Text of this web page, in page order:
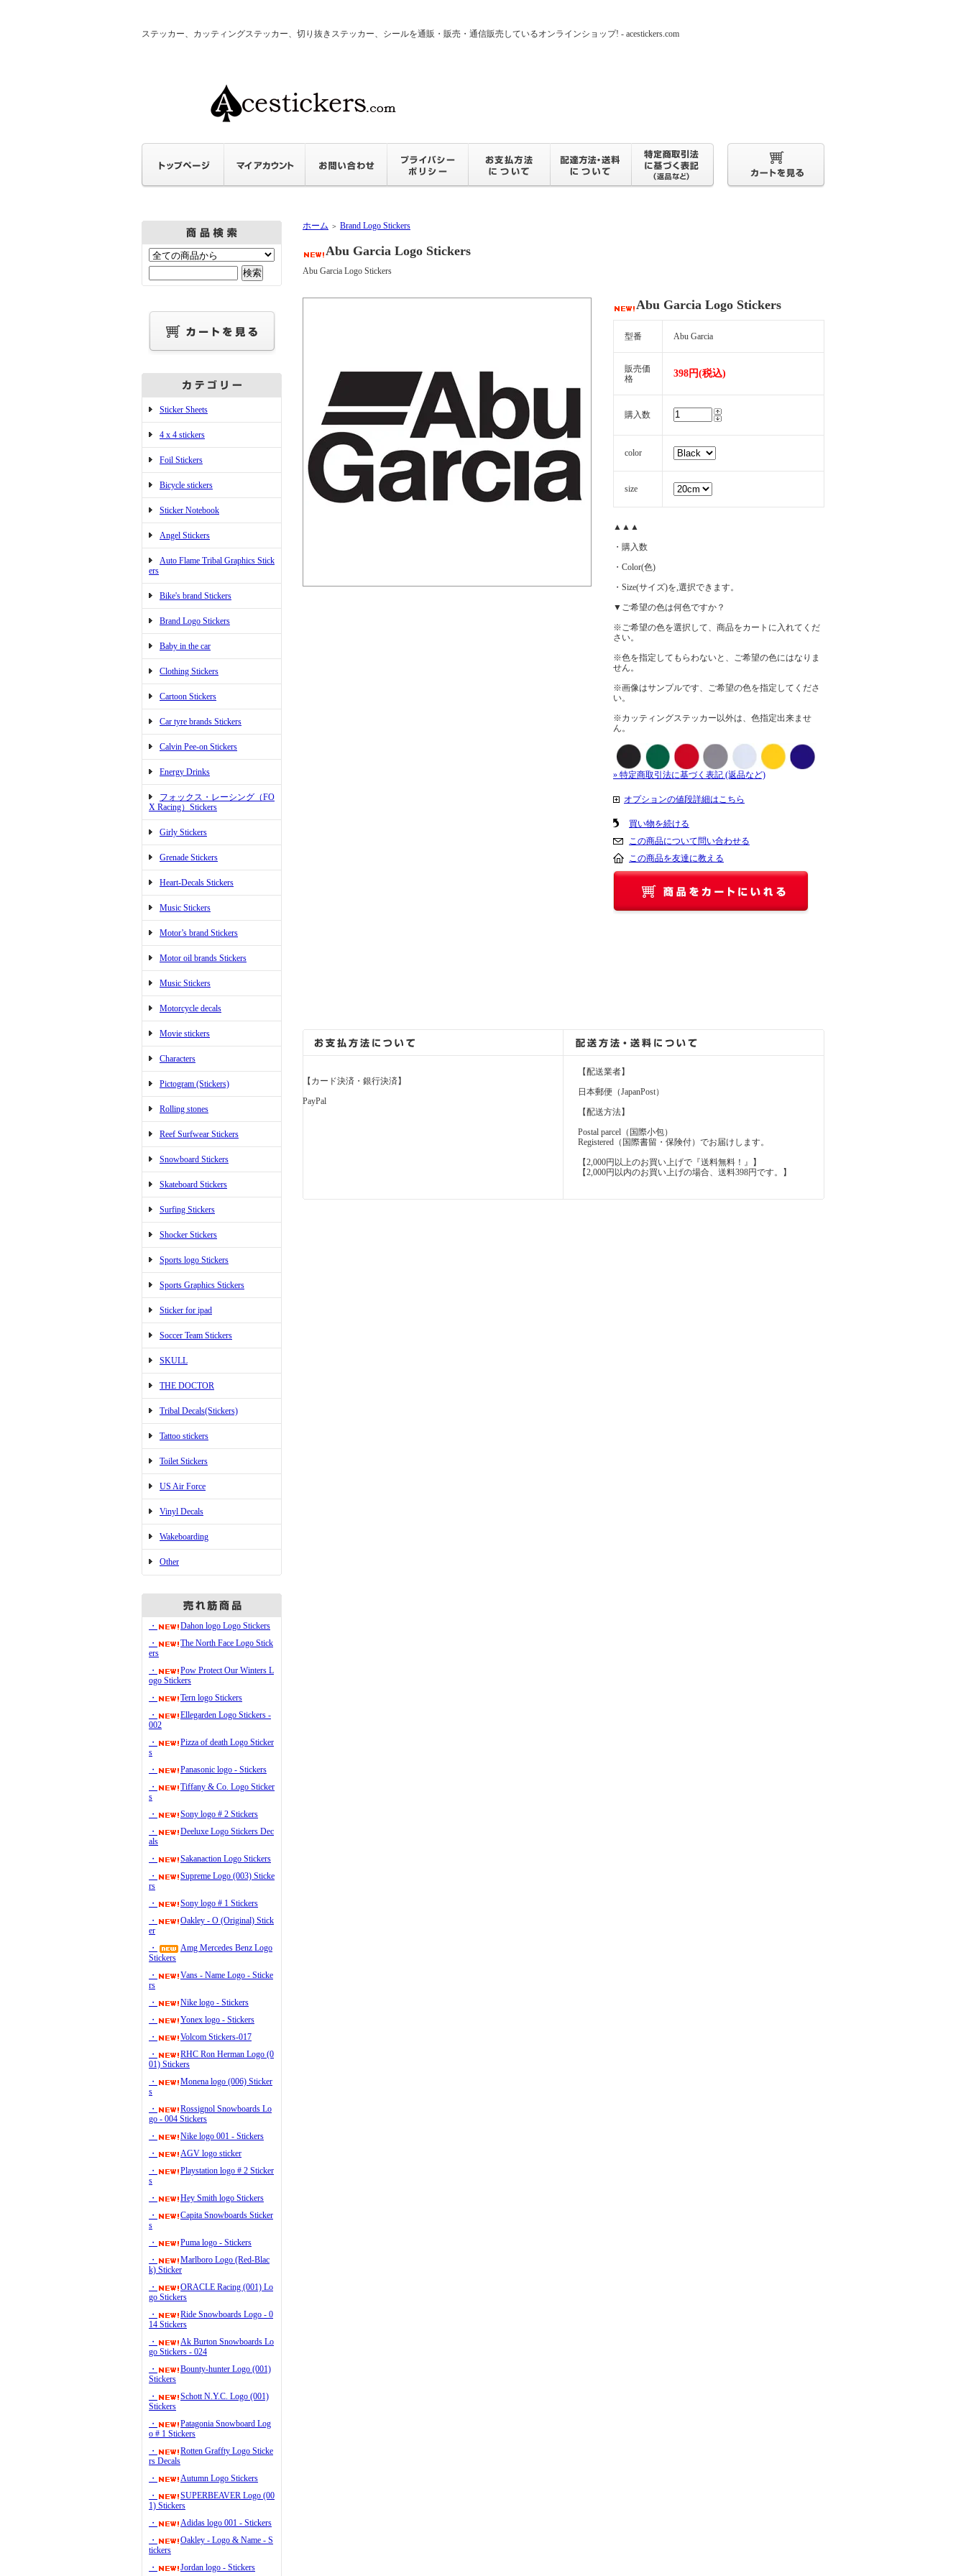
ステッカー、カッティングステッカー、切り抜きステッカー、シールを通販・販売・通信販売しているオンラインショップ! - acestickers.com
Sticker Sheets
4 x 4 stickers
Foil Stickers
Bicycle stickers
Sticker Notebook
Angel Stickers
Auto Flame Tribal Graphics Stick
ers
Bike's brand Stickers
Brand Logo Stickers
Baby in the car
Clothing Stickers
Cartoon Stickers
Car tyre brands Stickers
Calvin Pee-on Stickers
Energy Drinks
フォックス・レーシング（FO
X Racing）Stickers
Girly Stickers
Grenade Stickers
Heart-Decals Stickers
Music Stickers
Motor’s brand Stickers
Motor oil brands Stickers
Music Stickers
Motorcycle decals
Movie stickers
Characters
Pictogram (Stickers)
Rolling stones
Reef Surfwear Stickers
Snowboard Stickers
Skateboard Stickers
Surfing Stickers
Shocker Stickers
Sports logo Stickers
Sports Graphics Stickers
Sticker for ipad
Soccer Team Stickers
SKULL
THE DOCTOR
Tribal Decals(Stickers)
Tattoo stickers
Toilet Stickers
US Air Force
Vinyl Decals
Wakeboarding
Other
・
Dahon logo Logo Stickers
・
The North Face Logo Stick
ers
・
Pow Protect Our Winters L
ogo Stickers
・
Tern logo Stickers
・
Ellegarden Logo Stickers -
002
・
Pizza of death Logo Sticker
s
・
Panasonic logo - Stickers
・
Tiffany & Co. Logo Sticker
s
・
Sony logo # 2 Stickers
・
Deeluxe Logo Stickers Dec
als
・
Sakanaction Logo Stickers
・
Supreme Logo (003) Sticke
rs
・
Sony logo # 1 Stickers
・
Oakley - O (Original) Stick
er
・
Amg Mercedes Benz Logo
Stickers
・
Vans - Name Logo - Sticke
rs
・
Nike logo - Stickers
・
Yonex logo - Stickers
・
Volcom Stickers-017
・
RHC Ron Herman Logo (0
01) Stickers
・
Monena logo (006) Sticker
s
・
Rossignol Snowboards Lo
go - 004 Stickers
・
Nike logo 001 - Stickers
・
AGV logo sticker
・
Playstation logo # 2 Sticker
s
・
Hey Smith logo Stickers
・
Capita Snowboards Sticker
s
・
Puma logo - Stickers
・
Marlboro Logo (Red-Blac
k) Sticker
・
ORACLE Racing (001) Lo
go Stickers
・
Ride Snowboards Logo - 0
14 Stickers
・
Ak Burton Snowboards Lo
go Stickers - 024
・
Bounty-hunter Logo (001)
Stickers
・
Schott N.Y.C. Logo (001)
Stickers
・
Patagonia Snowboard Log
o # 1 Stickers
・
Rotten Graffty Logo Sticke
rs Decals
・
Autumn Logo Stickers
・
SUPERBEAVER Logo (00
1) Stickers
・
Adidas logo 001 - Stickers
・
Oakley - Logo & Name - S
tickers
・
Jordan logo - Stickers
ホーム ＞ Brand Logo Stickers
Abu Garcia Logo Stickers
Abu Garcia Logo Stickers
Abu Garcia Logo Stickers
型番 Abu Garcia
販売価
格
398円(税込)
購入数
color
size
▲▲▲
・購入数
・Color(色)
・Size(サイズ)を,選択できます。
▼ご希望の色は何色ですか？
※ご希望の色を選択して、商品をカートに入れてくだ
さい。
※色を指定してもらわないと、ご希望の色にはなりま
せん。
※画像はサンプルです、ご希望の色を指定してくださ
い。
※カッティングステッカー以外は、色指定出来ませ
ん。
» 特定商取引法に基づく表記 (返品など)
オプションの値段詳細はこちら
買い物を続ける
この商品について問い合わせる
この商品を友達に教える
【カード決済・銀行決済】
PayPal
【配送業者】
日本郵便（JapanPost）
【配送方法】
Postal parcel（国際小包）
Registered（国際書留・保険付）でお届けします。
【2,000円以上のお買い上げで『送料無料！』】
【2,000円以内のお買い上げの場合、送料398円です。】